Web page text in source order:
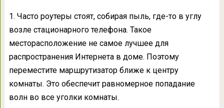
1. Часто роутеры стоят, собирая пыль, где-то в углу
возле стационарного телефона. Такое
месторасположение не самое лучшее для
распространения Интернета в доме. Поэтому
переместите маршрутизатор ближе к центру
комнаты. Это обеспечит равномерное попадание
волн во все уголки комнаты.